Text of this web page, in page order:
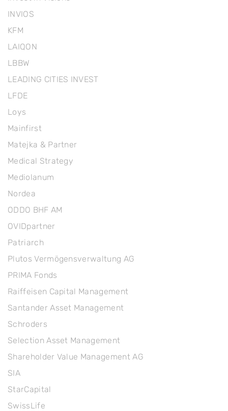
INVIOS
KFM
LAIQON
LBBW
LEADING CITIES INVEST
LFDE
Loys
Mainfirst
Matejka & Partner
Medical Strategy
Mediolanum
Nordea
ODDO BHF AM
OVIDpartner
Patriarch
Plutos Vermögensverwaltung AG
PRIMA Fonds
Raiffeisen Capital Management
Santander Asset Management
Schroders
Selection Asset Management
Shareholder Value Management AG
SIA
StarCapital
SwissLife